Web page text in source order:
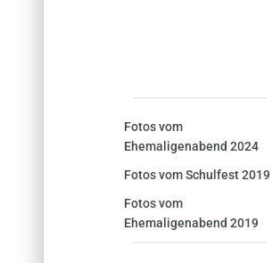
Fotos vom
Ehemaligenabend 2024
Fotos vom Schulfest 2019
Fotos vom
Ehemaligenabend 2019